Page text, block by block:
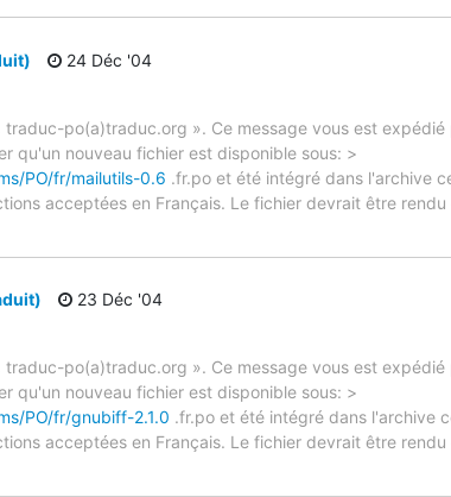
24 Déc '04
traduc-po(a)traduc.org ». Ce message vous est
qu'un nouveau fichier est disponible sous: >
PO/fr/mailutils-0.6 .fr.po et été intégré dans l'archive
acceptées en Français. Le fichier devrait être
23 Déc '04
traduc-po(a)traduc.org ». Ce message vous est
qu'un nouveau fichier est disponible sous: >
PO/fr/gnubiff-2.1.0 .fr.po et été intégré dans l'archive
acceptées en Français. Le fichier devrait être